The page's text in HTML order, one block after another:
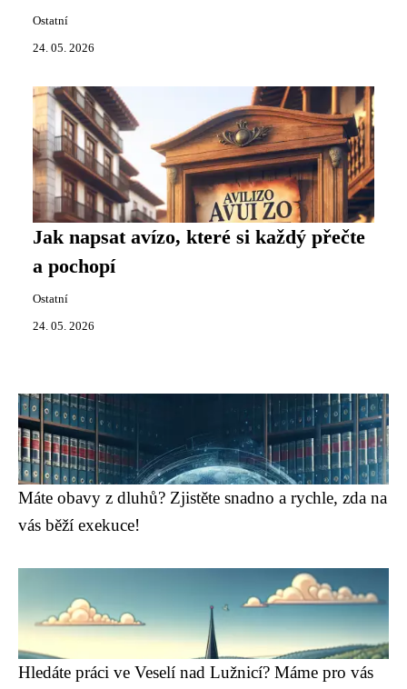
Ostatní
24. 05. 2026
Jak napsat avízo, které si každý přečte
a pochopí
Ostatní
24. 05. 2026
Máte obavy z dluhů? Zjistěte snadno a rychle, zda na
vás běží exekuce!
Hledáte práci ve Veselí nad Lužnicí? Máme pro vás